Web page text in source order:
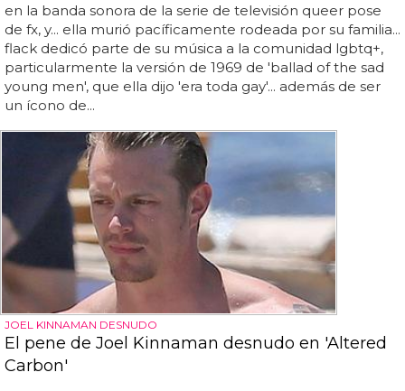
en la banda sonora de la serie de televisión queer pose
de fx, y... ella murió pacíficamente rodeada por su familia...
flack dedicó parte de su música a la comunidad lgbtq+,
particularmente la versión de 1969 de 'ballad of the sad
young men', que ella dijo 'era toda gay'... además de ser
un ícono de...
JOEL KINNAMAN DESNUDO
El pene de Joel Kinnaman desnudo en 'Altered
Carbon'